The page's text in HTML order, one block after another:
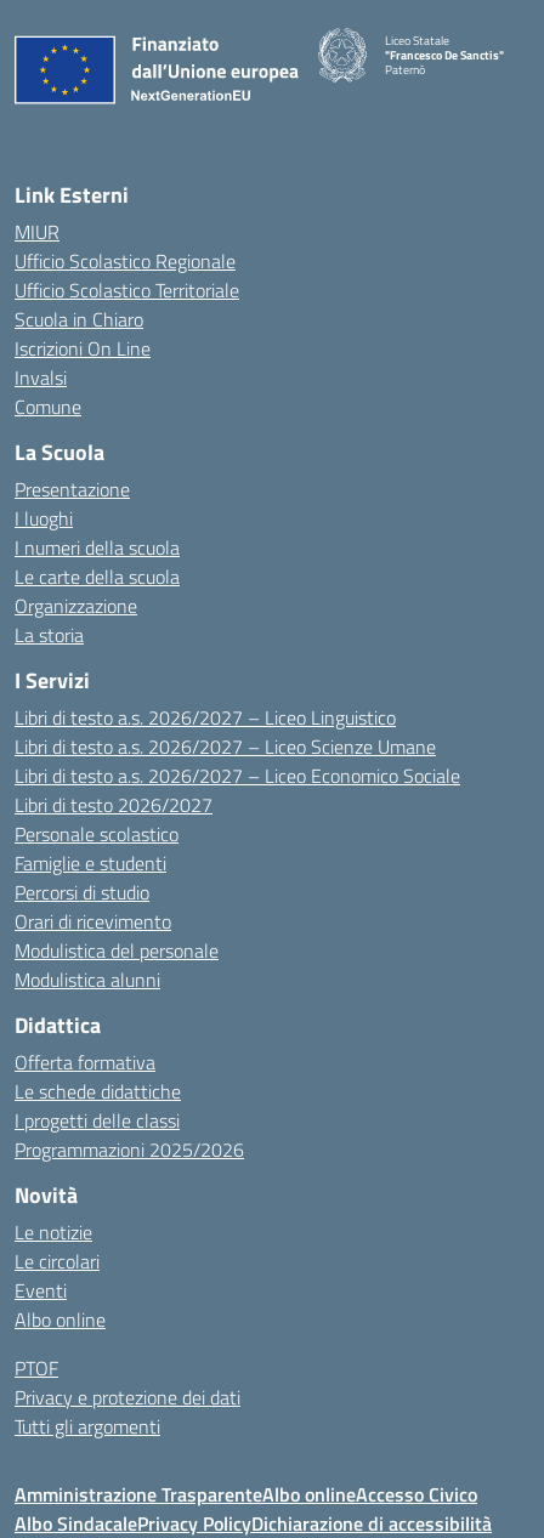
Liceo Statale
"Francesco De Sanctis"
Paternò
Link Esterni
MIUR
Ufficio Scolastico Regionale
Ufficio Scolastico Territoriale
Scuola in Chiaro
Iscrizioni On Line
Invalsi
Comune
La Scuola
Presentazione
I luoghi
I numeri della scuola
Le carte della scuola
Organizzazione
La storia
I Servizi
Libri di testo a.s. 2026/2027 – Liceo Linguistico
Libri di testo a.s. 2026/2027 – Liceo Scienze Umane
Libri di testo a.s. 2026/2027 – Liceo Economico Sociale
Libri di testo 2026/2027
Personale scolastico
Famiglie e studenti
Percorsi di studio
Orari di ricevimento
Modulistica del personale
Modulistica alunni
Didattica
Offerta formativa
Le schede didattiche
I progetti delle classi
Programmazioni 2025/2026
Novità
Le notizie
Le circolari
Eventi
Albo online
PTOF
Privacy e protezione dei dati
Tutti gli argomenti
Amministrazione TrasparenteAlbo onlineAccesso Civico
Albo SindacalePrivacy PolicyDichiarazione di accessibilità